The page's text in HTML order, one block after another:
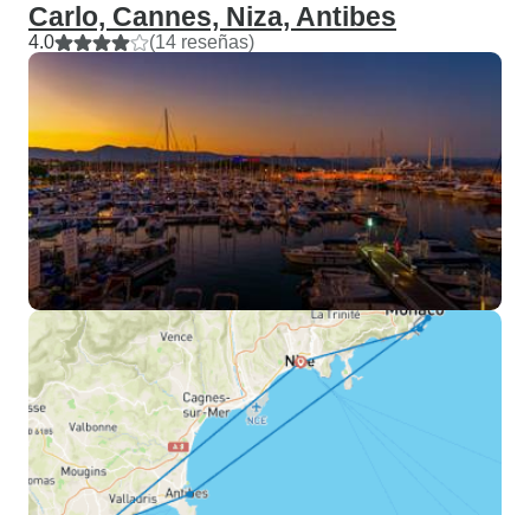
Carlo, Cannes, Niza, Antibes
4.0 (14 reseñas)